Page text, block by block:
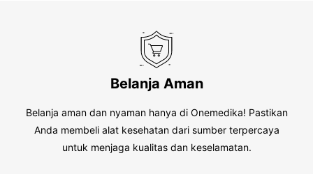
Belanja Aman
Belanja aman dan nyaman hanya di Onemedika! Pastikan
Anda membeli alat kesehatan dari sumber terpercaya
untuk menjaga kualitas dan keselamatan.